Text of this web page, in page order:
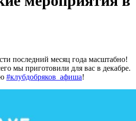
последний месяц года масштабно!
мы приготовили для вас в декабре.
#клубдобряков_афиша!